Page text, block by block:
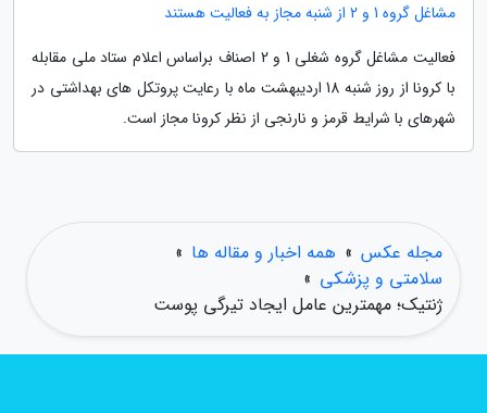
مشاغل گروه 1 و 2 از شنبه مجاز به فعالیت هستند
فعالیت مشاغل گروه شغلی 1 و 2 اصناف براساس اعلام ستاد ملی مقابله
با کرونا از روز شنبه 18 اردیبهشت ماه با رعایت پروتکل های بهداشتی در
شهرهای با شرایط قرمز و نارنجی از نظر کرونا مجاز است.
مجله عکس » همه اخبار و مقاله ها »
سلامتی و پزشکی »
ژنتیک؛ مهمترین عامل ایجاد تیرگی پوست